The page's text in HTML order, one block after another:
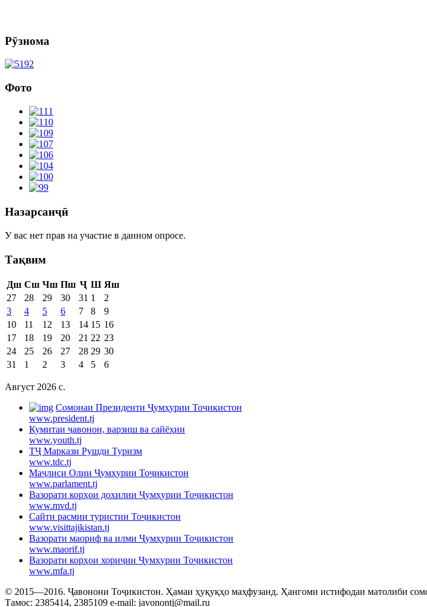
Рӯзнома
Фото
Назарсанҷӣ
У вас нет прав на участие в данном опросе.
Тақвим
Дш Сш Чш Пш Ҷ Ш Яш
27
28 29 30 31 1
2
3
4 5 6 7 8
9
10
11 12 13 14 15 16
17
18 19 20 21 22 23
24
25 26 27 28 29 30
31
1 2 3 4 5 6
Август 2026 c.
Cомонаи Президенти Ҷумҳурии Тоҷикистон
www.president.tj
Кумитаи ҷавонон, варзиш ва сайёҳии
www.youth.tj
ТҶ Маркази Рушди Туризм
www.tdc.tj
Маҷлиси Олии Ҷумҳурии Тоҷикистон
www.parlament.tj
Вазорати корҳои дохилии Ҷумҳурии Тоҷикистон
www.mvd.tj
Сайти расмии туристии Тоҷикистон
www.visittajikistan.tj
Вазорати маориф ва илми Ҷумҳурии Тоҷикистон
www.maorif.tj
Вазорати корҳои хориҷии Ҷумҳурии Тоҷикистон
www.mfa.tj
© 2015—2016. Ҷавонони Тоҷикистон. Ҳамаи ҳуқуқҳо маҳфузанд. Ҳангоми истифодаи матолиби
Тамос: 2385414, 2385109 e-mail: javonontj@mail.ru